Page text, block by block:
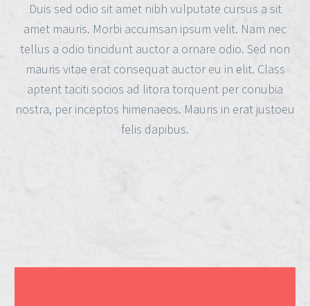
Duis sed odio sit amet nibh vulputate cursus a sit
amet mauris. Morbi accumsan ipsum velit. Nam nec
tellus a odio tincidunt auctor a ornare odio. Sed non
mauris vitae erat consequat auctor eu in elit. Class
aptent taciti socios ad litora torquent per conubia
nostra, per inceptos himenaeos. Mauris in erat justoeu
felis dapibus.